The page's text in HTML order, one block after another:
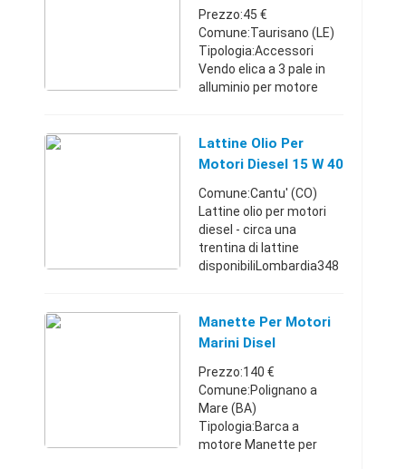
Prezzo:45 €
Comune:Taurisano (LE)
Tipologia:Accessori
Vendo elica a 3 pale in
alluminio per motore
condizioni come da foto.
Vendo secondo la
Lattine Olio Per
Motori Diesel 15 W 40
Comune:Cantu' (CO)
Lattine olio per motori
diesel - circa una
trentina di lattine
disponibiliLombardia348
Manette Per Motori
Marini Disel
Prezzo:140 €
Comune:Polignano a
Mare (BA)
Tipologia:Barca a
motore Manette per